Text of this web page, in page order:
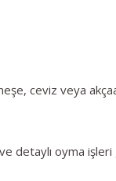
ceviz veya
detaylı oyma